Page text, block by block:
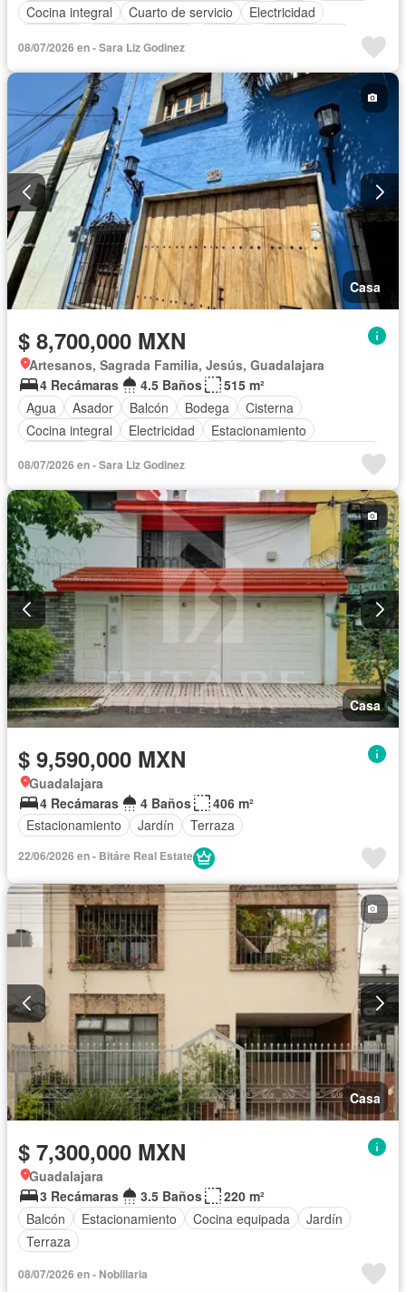
Cocina integral
Cuarto de servicio
Electricidad
Sin amueblar
08/07/2026 en - Sara Liz Godinez
Casa
$ 8,700,000 MXN
Artesanos, Sagrada Familia, Jesús, Guadalajara
4 Recámaras
4.5 Baños
515 m²
Agua
Asador Balcón Bodega
Cisterna
Cocina integral
Electricidad
Estacionamiento
Sin amueblar
08/07/2026 en - Sara Liz Godinez
Casa
$ 9,590,000 MXN
Guadalajara
4 Recámaras
4 Baños
406 m²
Estacionamiento
Jardín Terraza
22/06/2026 en - Bitáre Real Estate
Casa
$ 7,300,000 MXN
Guadalajara
3 Recámaras
3.5 Baños
220 m²
Balcón
Estacionamiento Cocina equipada
Jardín
Terraza
08/07/2026 en - Nobiliaria